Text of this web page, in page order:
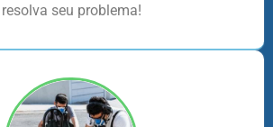
resolva seu problema!